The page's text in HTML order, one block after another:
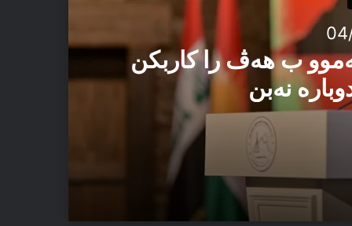
ب هەڤ را کاربکن
نەبن
ئەڤ تاوان دوبارە نەبن